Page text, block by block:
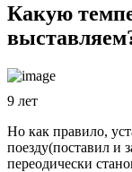
Какую
9 лет
Но как правило,
поезду(поставил и
переодически